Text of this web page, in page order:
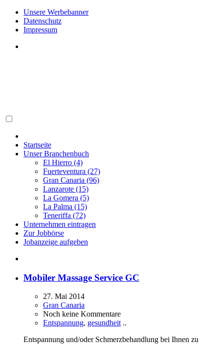
Unsere Werbebanner
Datenschutz
Impressum
Startseite
Unser Branchenbuch
El Hierro (4)
Fuerteventura (27)
Gran Canaria (96)
Lanzarote (15)
La Gomera (5)
La Palma (15)
Teneriffa (72)
Unternehmen eintragen
Zur Jobbörse
Jobanzeige aufgeben
Mobiler Massage Service GC
27. Mai 2014
Gran Canaria
Noch keine Kommentare
Entspannung, gesundheit..
Entspannung und/oder Schmerzbehandlung bei Ihnen zu